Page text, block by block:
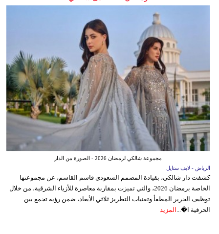
مجموعة شالكي لرمضان 2026 - الصورة من الدار
الرياض - لايف ستايل
كشفت دار شالكي، بقيادة المصمم السعودي قاسم القاسم، عن مجموعتها
الخاصة برمضان 2026، والتي تميزت بمقاربة معاصرة للأزياء الشرقية، من خلال
توظيف الحرير المطفأ وتقنيات التطريز ثلاثي الأبعاد، ضمن رؤية تجمع بين
الحرفية ا�... المزيد